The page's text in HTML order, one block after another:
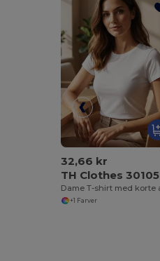
32,66 kr
TH Clothes 30105
+1 Farver